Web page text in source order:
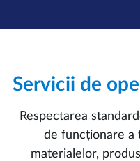
Servicii de
Respectarea
de funcționare a
materialelor,